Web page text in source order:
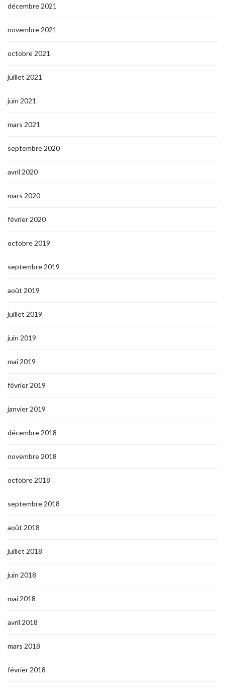
décembre 2021
novembre 2021
octobre 2021
juillet 2021
juin 2021
mars 2021
septembre 2020
avril 2020
mars 2020
février 2020
octobre 2019
septembre 2019
août 2019
juillet 2019
juin 2019
mai 2019
février 2019
janvier 2019
décembre 2018
novembre 2018
octobre 2018
septembre 2018
août 2018
juillet 2018
juin 2018
mai 2018
avril 2018
mars 2018
février 2018